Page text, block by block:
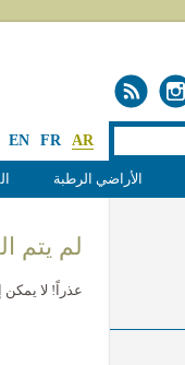
EN FR AR
الأراضي الرطبة
لم يتم
عذراً! لا